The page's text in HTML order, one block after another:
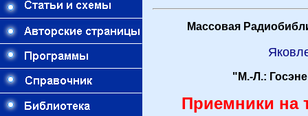
Массовая
"М.-Л.:
Приемники на